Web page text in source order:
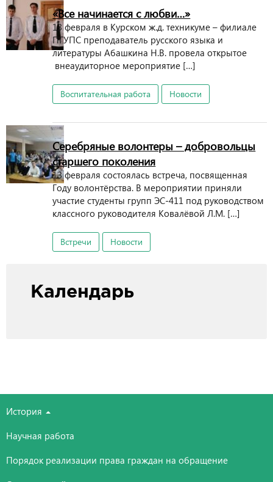
«Все начинается с любви…»
13 февраля в Курском ж.д. техникуме – филиале
ПГУПС преподаватель русского языка и
литературы Абашкина Н.В. провела открытое
внеаудиторное мероприятие […]
Воспитательная работа Новости
Серебряные волонтеры – добровольцы
старшего поколения
13 февраля состоялась встреча, посвященная
Году волонтёрства. В мероприятии приняли
участие студенты групп ЭС-411 под руководством
классного руководителя Ковалёвой Л.М. […]
Встречи Новости
Календарь
История
Научная работа
Порядок реализации права граждан на обращение